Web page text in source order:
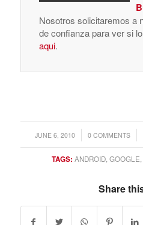
Nosotros solicitaremos a
de confianza para ver si
aqui.
JUNE 6, 2010
/ 0 COMMENTS
/
TAGS: ANDROID ,GOOGLE
Share